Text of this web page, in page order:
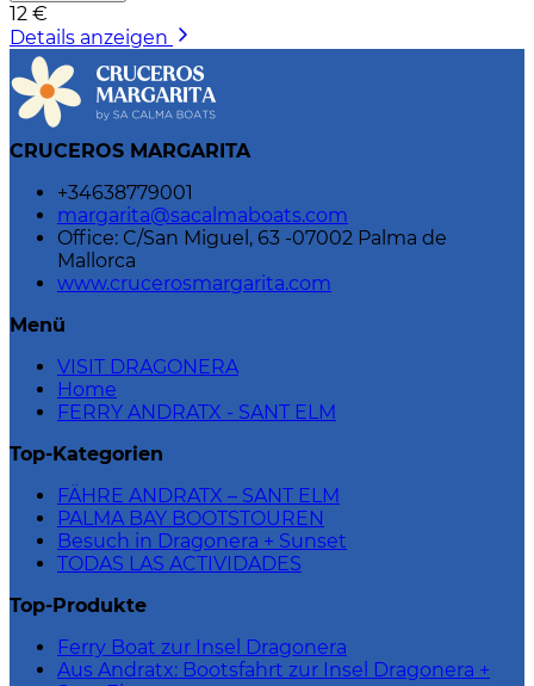
12 €
Details anzeigen
CRUCEROS MARGARITA
+34638779001
margarita@sacalmaboats.com
Office: C/San Miguel, 63 -07002 Palma de
Mallorca
www.crucerosmargarita.com
Menü
VISIT DRAGONERA
Home
FERRY ANDRATX - SANT ELM
Top-Kategorien
FÄHRE ANDRATX – SANT ELM
PALMA BAY BOOTSTOUREN
Besuch in Dragonera + Sunset
TODAS LAS ACTIVIDADES
Top-Produkte
Ferry Boat zur Insel Dragonera
Aus Andratx: Bootsfahrt zur Insel Dragonera +